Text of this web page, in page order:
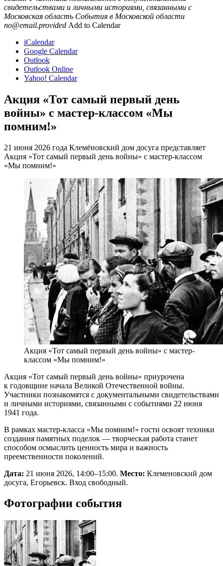
свидетельствами и личными историями, связанными с
Московская область События в Московской области
no@email.provided Add to Calendar
iCalendar
Google Calendar
Outlook
Outlook Online
Yahoo! Calendar
Акция «Тот самый первый день
войны» с мастер-классом «Мы
помним!»
21 июня 2026 года Клемёновский дом досуга представляет
Акция «Тот самый первый день войны» с мастер-классом
«Мы помним!»
Акция «Тот самый первый день войны» с мастер-
классом «Мы помним!»
Акция «Тот самый первый день войны» приурочена
к годовщине начала Великой Отечественной войны.
Участники познакомятся с документальными свидетельствами
и личными историями, связанными с событиями 22 июня
1941 года.
В рамках мастер-класса «Мы помним!» гости освоят техники
создания памятных поделок — творческая работа станет
способом осмыслить ценность мира и важность
преемственности поколений.
Дата: 21 июня 2026, 14:00–15:00. Место: Клеменовский дом
досуга, Егорьевск. Вход свободный.
Фотографии события